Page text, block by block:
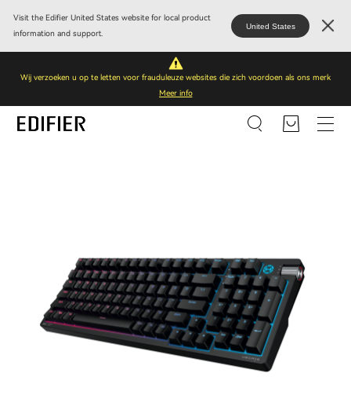
Visit the Edifier United States website for local product
information and support.
United States
Wij verzoeken u op te letten voor frauduleuze websites die zich voordoen als ons merk
Meer info